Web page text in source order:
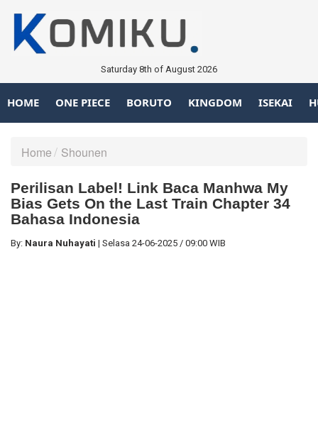
Saturday 8th of August 2026
HOME ONE PIECE BORUTO KINGDOM ISEKAI
Home Shounen
Perilisan Label! Link Baca Manhwa My
Bias Gets On the Last Train Chapter 34
Bahasa Indonesia
By: Naura Nuhayati | Selasa 24-06-2025 / 09:00 WIB